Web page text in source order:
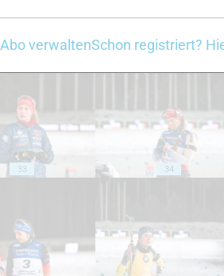
28 29
33 34
Abo verwaltenSchon registriert?